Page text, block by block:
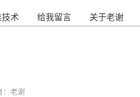
技术 给我留言 关于老谢
：老谢